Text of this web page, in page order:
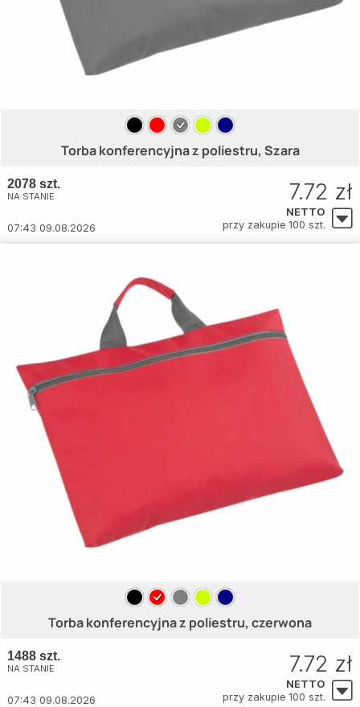
Torba konferencyjna z poliestru, Szara
2078 szt.
NA STANIE
07:43 09.08.2026
7.72 zł
NETTO
przy zakupie 100 szt.
Torba konferencyjna z poliestru, czerwona
1488 szt.
NA STANIE
07:43 09.08.2026
7.72 zł
NETTO
przy zakupie 100 szt.